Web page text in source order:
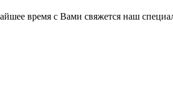
время с Вами свяжется наш